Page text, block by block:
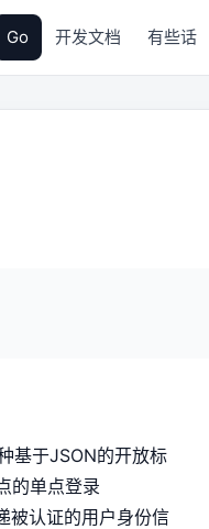
Go 开发文档 有些话
基于JSON的开放标
的单点登录
被认证的用户身份信